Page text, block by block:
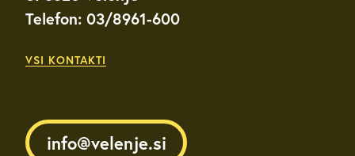
Telefon: 03/8961-600
VSI KONTAKTI
info@velenje.si